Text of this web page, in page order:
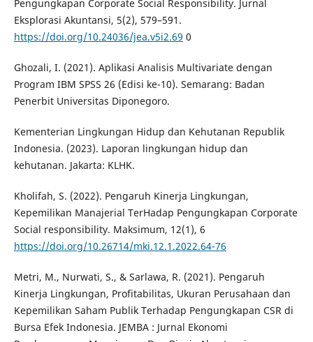
Pengungkapan Corporate Social Responsibility. Jurnal
Eksplorasi Akuntansi, 5(2), 579–591.
https://doi.org/10.24036/jea.v5i2.69 0
Ghozali, I. (2021). Aplikasi Analisis Multivariate dengan
Program IBM SPSS 26 (Edisi ke-10). Semarang: Badan
Penerbit Universitas Diponegoro.
Kementerian Lingkungan Hidup dan Kehutanan Republik
Indonesia. (2023). Laporan lingkungan hidup dan
kehutanan. Jakarta: KLHK.
Kholifah, S. (2022). Pengaruh Kinerja Lingkungan,
Kepemilikan Manajerial TerHadap Pengungkapan Corporate
Social responsibility. Maksimum, 12(1), 6
https://doi.org/10.26714/mki.12.1.2022.64-76
Metri, M., Nurwati, S., & Sarlawa, R. (2021). Pengaruh
Kinerja Lingkungan, Profitabilitas, Ukuran Perusahaan dan
Kepemilikan Saham Publik Terhadap Pengungkapan CSR di
Bursa Efek Indonesia. JEMBA : Jurnal Ekonomi